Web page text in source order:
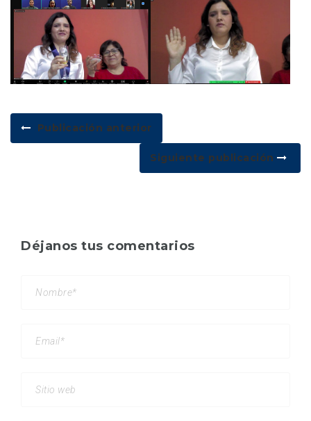
Publicación anterior
Siguiente publicación
Déjanos tus comentarios